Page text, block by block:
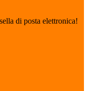
di posta elettronica!